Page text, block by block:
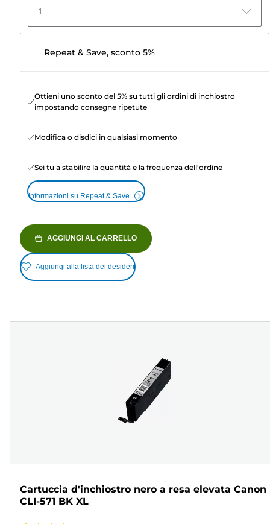
1
Repeat & Save, sconto 5%
Ottieni uno sconto del 5% su tutti gli ordini di inchiostro
impostando consegne ripetute
Modifica o disdici in qualsiasi momento
Sei tu a stabilire la quantità e la frequenza dell'ordine
Informazioni su Repeat & Save
AGGIUNGI AL CARRELLO
Aggiungi alla lista dei desideri
Cartuccia d'inchiostro nero a resa elevata Canon
CLI-571 BK XL